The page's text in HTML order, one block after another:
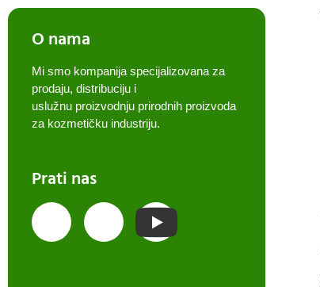
O nama
Mi smo kompanija specijalizovana za
prodaju, distribuciju i
uslužnu proizvodnju prirodnih proizvoda
za kozmetičku industriju.
Prati nas